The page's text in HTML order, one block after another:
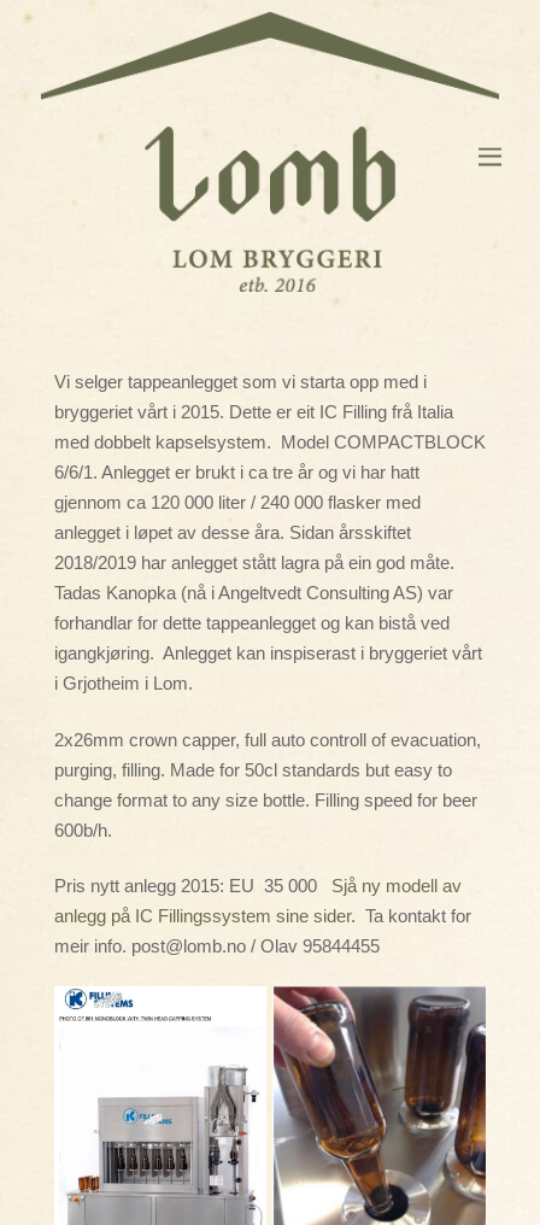
Vi selger tappeanlegget som vi starta opp med i
bryggeriet vårt i 2015. Dette er eit IC Filling frå Italia
med dobbelt kapselsystem. Model COMPACTBLOCK
6/6/1. Anlegget er brukt i ca tre år og vi har hatt
gjennom ca 120 000 liter / 240 000 flasker med
anlegget i løpet av desse åra. Sidan årsskiftet
2018/2019 har anlegget stått lagra på ein god måte.
Tadas Kanopka (nå i Angeltvedt Consulting AS) var
forhandlar for dette tappeanlegget og kan bistå ved
igangkjøring. Anlegget kan inspiserast i bryggeriet vårt
i Grjotheim i Lom.
2x26mm crown capper, full auto controll of evacuation,
purging, filling. Made for 50cl standards but easy to
change format to any size bottle. Filling speed for beer
600b/h.
Pris nytt anlegg 2015: EU 35 000 Sjå ny modell av
anlegg på IC Fillingssystem sine sider. Ta kontakt for
meir info. post@lomb.no / Olav 95844455